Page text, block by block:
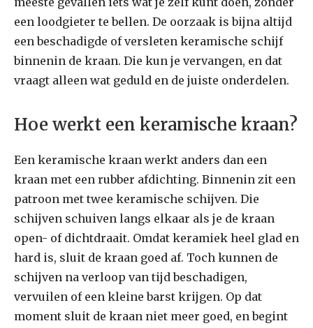
een loodgieter te bellen. De oorzaak is bijna altijd
een beschadigde of versleten keramische schijf
binnenin de kraan. Die kun je vervangen, en dat
vraagt alleen wat geduld en de juiste onderdelen.
Hoe werkt een keramische kraan?
Een keramische kraan werkt anders dan een
kraan met een rubber afdichting. Binnenin zit een
patroon met twee keramische schijven. Die
schijven schuiven langs elkaar als je de kraan
open- of dichtdraait. Omdat keramiek heel glad en
hard is, sluit de kraan goed af. Toch kunnen de
schijven na verloop van tijd beschadigen,
vervuilen of een kleine barst krijgen. Op dat
moment sluit de kraan niet meer goed, en begint